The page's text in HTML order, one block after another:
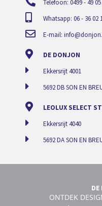
Telefoon: 0499 - 49
Whatsapp: 06 - 36 02
E-mail:
DE DONJON
Ekkersrijt 4001
5692 DB SON EN
LEOLUX SELECT
Ekkersrijt 4040
5692 DA SON EN
DE
ONTDEK